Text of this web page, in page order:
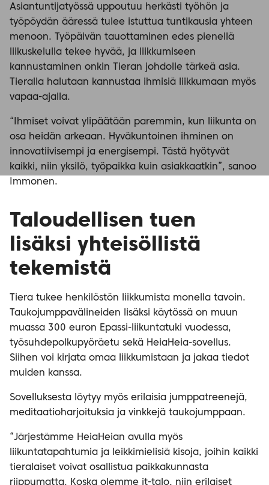
Asiantuntijatyössä uppoutuu herkästi työhön ja
työpöydän ääressä tulee istuttua tuntikausia yhteen
menoon. Työpäivän tauottaminen edes pienellä
liikuskelulla tekee hyvää, ja liikkumiseen
kannustaminen onkin Tieran johdolle tärkeä asia.
Tieralla halutaan kannustaa ihmisiä liikkumaan myös
vapaa-ajalla.
“Ihmiset voivat ylipäätään paremmin, kun liikunta on
osa heidän arkeaan. Hyväkuntoinen ihminen on
innovatiivisempi ja energisempi. Tästä hyötyvät
kaikki, niin yksilö, työpaikka kuin asiakkaatkin”, sanoo
Immonen.
Taloudellisen tuen
lisäksi yhteisöllistä
tekemistä
Tiera tukee henkilöstön liikkumista monella tavoin.
Taukojumppavälineiden lisäksi käytössä on muun
muassa 300 euron Epassi-liikuntatuki vuodessa,
työsuhdepolkupyöräetu sekä HeiaHeia-sovellus.
Siihen voi kirjata omaa liikkumistaan ja jakaa tiedot
muiden kanssa.
Sovelluksesta löytyy myös erilaisia jumppatreenejä,
meditaatioharjoituksia ja vinkkejä taukojumppaan.
“Järjestämme HeiaHeian avulla myös
liikuntatapahtumia ja leikkimielisiä kisoja, joihin kaikki
tieralaiset voivat osallistua paikkakunnasta
riippumatta. Koska olemme it-talo, niin erilaiset